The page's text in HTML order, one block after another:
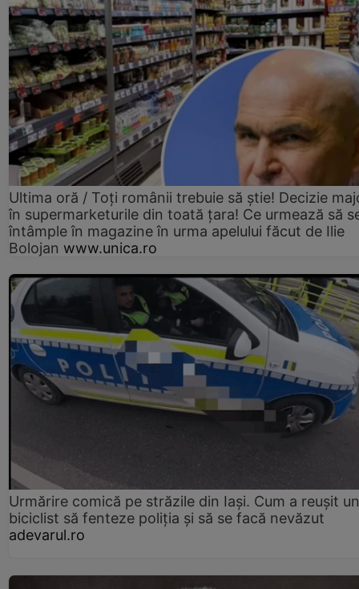
Ultima oră / Toți românii trebuie să știe! Decizie
în supermarketurile din toată țara! Ce urmează să
întâmple în magazine în urma apelului făcut de Ilie
Bolojan www.unica.ro
Urmărire comică pe străzile din Iași. Cum a reușit un
biciclist să fenteze poliția și să se facă nevăzut
adevarul.ro